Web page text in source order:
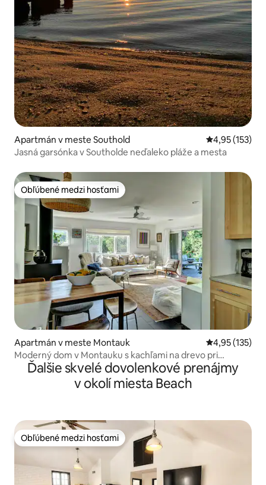
Apartmán v meste Southold Priemerné
4,95 (153)
Jasná garsónka v Southolde neďaleko pláže a mesta
Obľúbené medzi hosťami
Obľúbené medzi hosťami
Apartmán v meste Montauk Priemerné
4,95 (135)
Moderný dom v Montauku s kachľami na drevo pri
prístave
Ďalšie skvelé dovolenkové prenájmy
v okolí miesta Beach
Obľúbené medzi hosťami
Obľúbené medzi hosťami